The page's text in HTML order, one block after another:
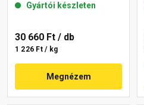
Gyártói készleten
30 660 Ft / db
1 226 Ft / kg
Megnézem